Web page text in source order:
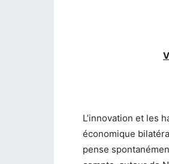
L’innovation et les
économique
pense